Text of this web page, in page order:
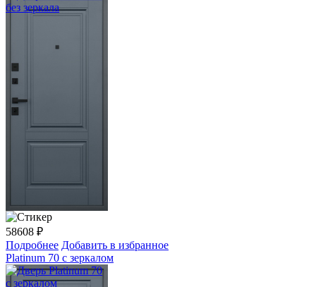
58608 ₽
Подробнее Добавить в избранное
Platinum 70 с зеркалом